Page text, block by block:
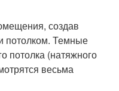
создав
потолком. Темные
потолка (натяжного
весьма